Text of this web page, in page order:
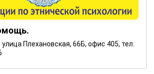
Плехановская, 66Б, офис 405, тел.